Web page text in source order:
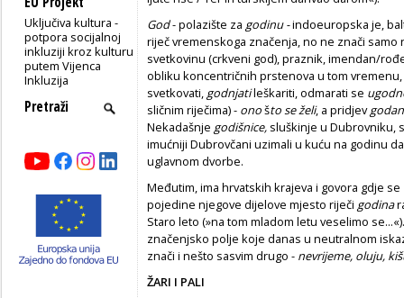
Uključiva kultura -
potpora socijalnoj
inkluziji kroz kulturu
putem Vijenca
Inkluzija
God- polazište za godinu -indoeuropska je,
riječ vremenskoga značenja, no ne znači samo
svetkovinu (crkveni god), praznik, imendan/
obliku koncentričnih prstenova u tom
svetkovati, godnjatileškariti, odmarati se
sličnim riječima) - onošto se želi, a pridjevgodan
Nekadašnje godišnice, sluškinje u Dubrovniku,
imućniji Dubrovčani uzimali u kuću na godinu
uglavnom dvorbe.
Međutim, ima hrvatskih krajeva i govora gdje
pojedine njegove dijelove mjesto riječi godina
Staro leto (»na tom mladom letu veselimo
značenjsko polje koje danas u neutralnom
znači i nešto sasvim drugo - nevrijeme, oluju,
ŽARI I PALI